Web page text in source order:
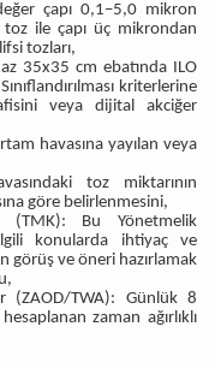
çapı 0,1–5,0 mikron
ile çapı üç mikrondan
tozları,
35x35 cm ebatında ILO
kriterlerine
veya dijital akciğer
havasına yayılan veya
toz miktarının
göre belirlenmesini,
(TMK): Bu Yönetmelik
konularda ihtiyaç ve
görüş ve öneri hazırlamak
(ZAOD/TWA): Günlük 8
zaman ağırlıklı